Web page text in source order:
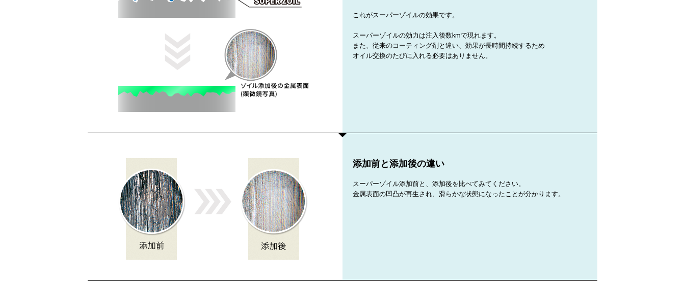
これがスーパーゾイルの効果です。
スーパーゾイルの効力は注入後数kmで現れます。
また、従来のコーティング剤と違い、効果が長時間持続するため
オイル交換のたびに入れる必要はありません。
添加前と添加後の違い
スーパーゾイル添加前と、添加後を比べてみてください。
金属表面の凹凸が再生され、滑らかな状態になったことが分かります。